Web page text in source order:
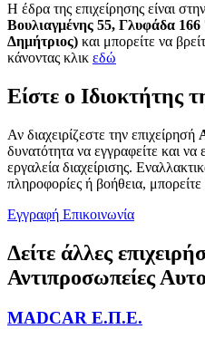
H έδρα της επιχείρησης είναι
Βουλιαγμένης 55, Γλυφάδα
Δημήτριος) και μπορείτε να
κάνοντας κλικ εδώ
Είστε ο Ιδιοκτήτης
Αν διαχειρίζεστε την επιχείρησή
δυνατότητα να εγγραφείτε και
εργαλεία διαχείρισης.
πληροφορίες ή βοήθεια,
Εγγραφή Επικοινωνία
Δείτε άλλες
Αντιπροσωπείες
MADCAR Ε.Π.Ε.